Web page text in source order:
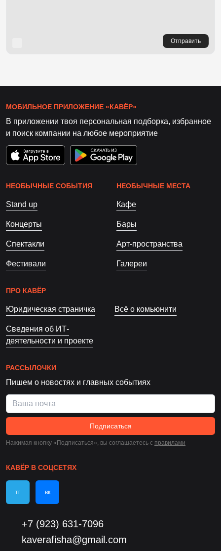
Отправить
МОБИЛЬНОЕ ПРИЛОЖЕНИЕ «КАВЁР»
В приложении твоя персональная подборка, избранное
и поиск компании на любое мероприятие
НЕОБЫЧНЫЕ СОБЫТИЯ
Stand up
Концерты
Спектакли
Фестивали
НЕОБЫЧНЫЕ МЕСТА
Кафе
Бары
Арт-пространства
Галереи
ПРО КАВЁР
Юридическая страничка Всё о комьюнити
Сведения об ИТ-
деятельности и проекте
РАССЫЛОЧКИ
Пишем о новостях и главных событиях
Подписаться
Нажимая кнопку «Подписаться», вы соглашаетесь c правилами
КАВЁР В СОЦСЕТЯХ
тг вк
+7 (923) 631-7096
kaverafisha@gmail.com